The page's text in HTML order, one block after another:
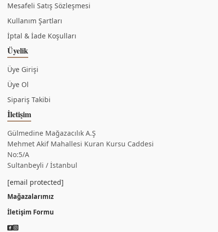
Mesafeli Satış Sözleşmesi
Kullanım Şartları
İptal & İade Koşulları
Üyelik
Üye Girişi
Üye Ol
Sipariş Takibi
İletişim
Gülmedine Mağazacılık A.Ş
Mehmet Akif Mahallesi Kuran Kursu Caddesi
No:5/A
Sultanbeyli / İstanbul
[email protected]
Mağazalarımız
İletişim Formu